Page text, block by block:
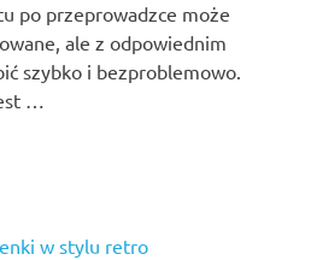
po przeprowadzce może
ale z odpowiednim
szybko i bezproblemowo.
…
w stylu retro